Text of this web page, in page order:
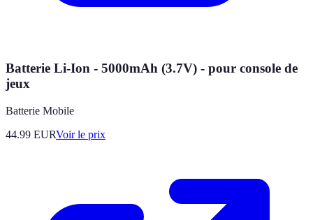
Batterie Li-Ion - 5000mAh (3.7V) - pour console de
jeux
Batterie Mobile
44.99 EURVoir le prix